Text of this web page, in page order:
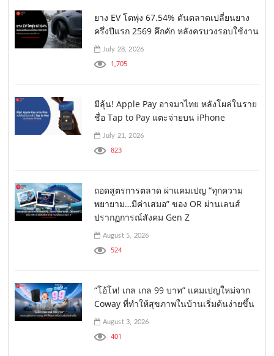
ยาง EV โตพุ่ง 67.54% ดันตลาดเปลี่ยนยาง
ครึ่งปีแรก 2569 คึกคัก หลังครบวงรอบใช้งาน
July 28, 2026
1,705
มีลุ้น! Apple Pay อาจมาไทย หลังโผล่ในราย
ชื่อ Tap to Pay แตะจ่ายบน iPhone
July 21, 2026
823
ถอดสูตรการตลาด ผ่าแคมเปญ “ทุกความ
พยายาม…มีค่าเสมอ” ของ OR ผ่านเลนส์
ปรากฏการณ์สังคม Gen Z
August 5, 2026
524
“โอ้โห! เกล เกล 99 บาท” แคมเปญใหม่จาก
Coway ที่ทำให้สุขภาพในบ้านเริ่มต้นง่ายขึ้น
August 3, 2026
401